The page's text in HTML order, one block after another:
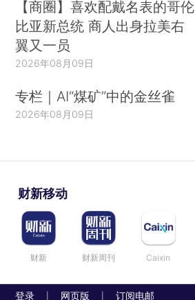
【商圈】喜欢配戴名表的哥伦
比亚新总统 商人出身拉美右
翼又一员
2026年08月09日
专栏｜AI“煤矿”中的金丝雀
2026年08月09日
财新移动
财新 财新周刊 Caixin
登录 网页版 订阅电邮